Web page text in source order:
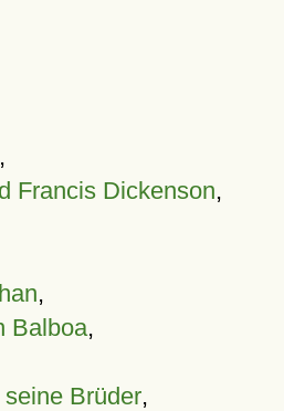
,
Francis Dickenson,
,
Balboa,
Brüder,